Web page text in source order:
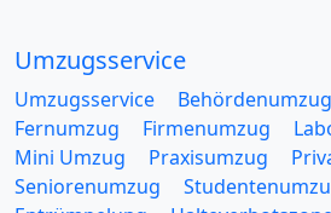
Umzugsservice
Umzugsservice Behördenumzug
Fernumzug
Firmenumzug
Mini Umzug
Praxisumzug
Seniorenumzug